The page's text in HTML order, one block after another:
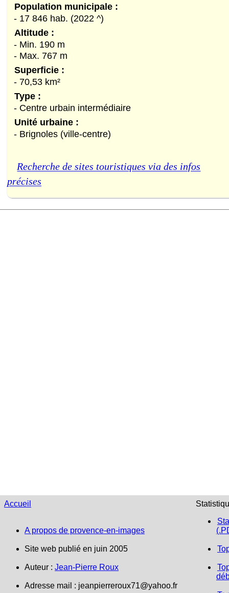
Population municipale :
- 17 846 hab. (2022 ^)
Altitude :
- Min. 190 m
- Max. 767 m
Superficie :
- 70,53 km²
Type :
- Centre urbain intermédiaire
Unité urbaine :
- Brignoles (ville-centre)
Recherche de sites touristiques via des infos
précises
Accueil
A propos de provence-en-images
Site web publié en juin 2005
Auteur : Jean-Pierre Roux
Adresse mail : jeanpierreroux71@yahoo.fr